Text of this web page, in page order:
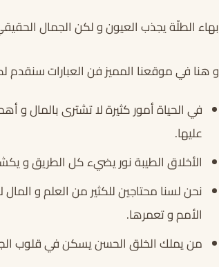
بهاء الطلّة يجذب العيون و لكن الجمال
و هنا في موقعنا المميز فن العبارات سنقدم
في الحياة أمور كثيرة لا تشترى بالمال و
عليها.
الأخلاق الطيبة نور يضيء كل الطريق و
نحن لسنا محتاجين للكثير من العلم و المال
الأمم و تعمرها.
من يملك الخلق الحسن يسكن في قلوب